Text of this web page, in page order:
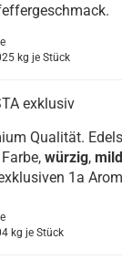
kg je Stück
exklusiv
Qualität.
würzig, mild
1a
kg je Stück